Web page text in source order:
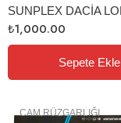
₺1,000.00
Sepete Ekle
CAM RÜZGARLIĞI